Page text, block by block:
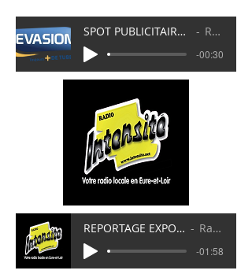
SPOT PUBLICITAIRE EXPOSITION JOSEPHINE BAKER 2023 Radio Evasion
-00:30
REPORTAGE EXPOSITION JOSEPHINE BAKER 2023 Radio Intensité
-01:58